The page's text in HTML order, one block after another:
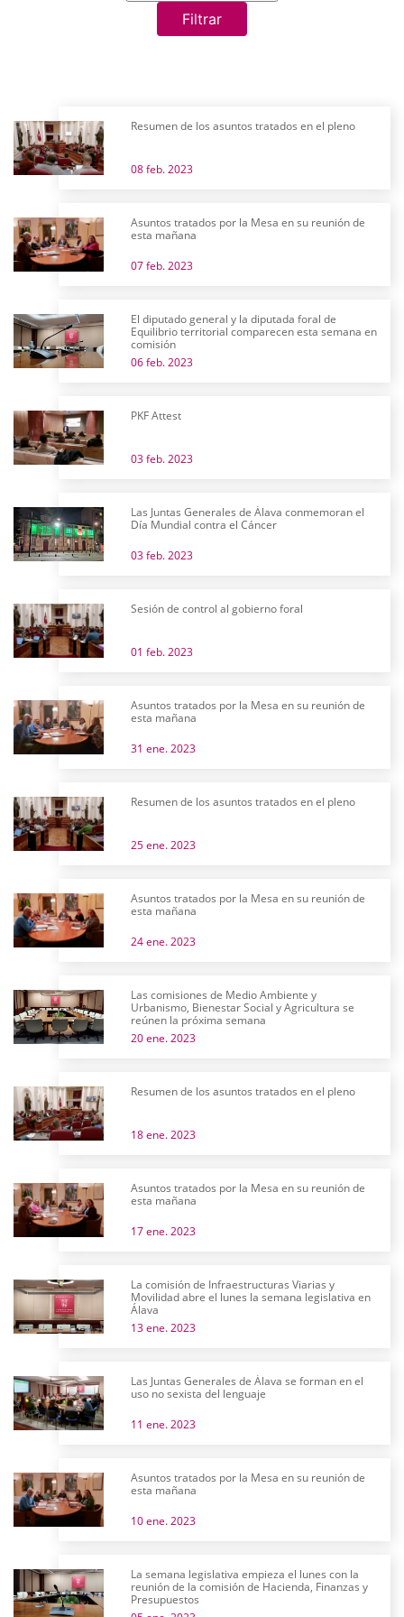
Filtrar
Resumen de los asuntos tratados en el pleno
08 feb. 2023
Asuntos tratados por la Mesa en su reunión de
esta mañana
07 feb. 2023
El diputado general y la diputada foral de
Equilibrio territorial comparecen esta semana en
comisión
06 feb. 2023
PKF Attest
03 feb. 2023
Las Juntas Generales de Álava conmemoran el
Día Mundial contra el Cáncer
03 feb. 2023
Sesión de control al gobierno foral
01 feb. 2023
Asuntos tratados por la Mesa en su reunión de
esta mañana
31 ene. 2023
Resumen de los asuntos tratados en el pleno
25 ene. 2023
Asuntos tratados por la Mesa en su reunión de
esta mañana
24 ene. 2023
Las comisiones de Medio Ambiente y
Urbanismo, Bienestar Social y Agricultura se
reúnen la próxima semana
20 ene. 2023
Resumen de los asuntos tratados en el pleno
18 ene. 2023
Asuntos tratados por la Mesa en su reunión de
esta mañana
17 ene. 2023
La comisión de Infraestructuras Viarias y
Movilidad abre el lunes la semana legislativa en
Álava
13 ene. 2023
Las Juntas Generales de Álava se forman en el
uso no sexista del lenguaje
11 ene. 2023
Asuntos tratados por la Mesa en su reunión de
esta mañana
10 ene. 2023
La semana legislativa empieza el lunes con la
reunión de la comisión de Hacienda, Finanzas y
Presupuestos